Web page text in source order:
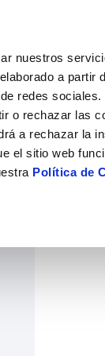
nuestros
a partir
redes
o rechazar las
a rechazar la
el sitio web
Política de
Customer
Normativa del
CUIDADOS
Consejos de
Depósitos
Condiciones
Contrataciones